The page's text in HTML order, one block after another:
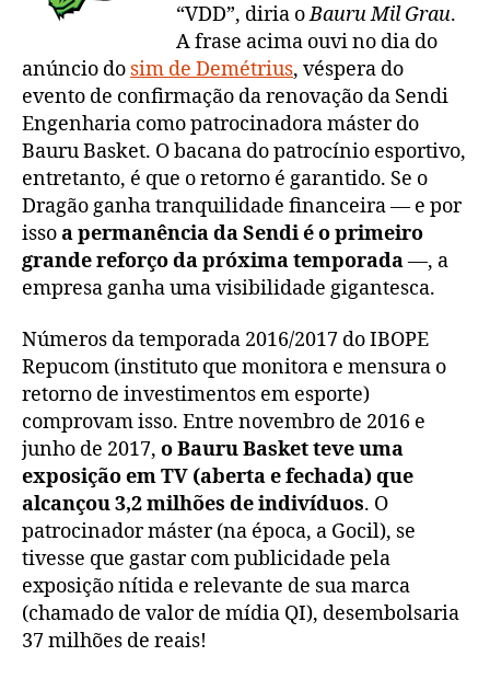
“VDD”, diria oBauru Mil Grau.
A frase acima ouvi no dia do
anúncio do sim de Demétrius, véspera do
evento de confirmação da renovação da Sendi
Engenharia como patrocinadora máster do
Bauru Basket. O bacana do patrocínio esportivo,
entretanto, é que o retorno é garantido. Se o
Dragão ganha tranquilidade financeira — e por
issoa permanência da Sendi é o primeiro
grande reforço da próxima temporada—, a
empresa ganha uma visibilidade gigantesca.
Números da temporada 2016/2017 do IBOPE
Repucom (instituto que monitora e mensura o
retorno de investimentos em esporte)
comprovam isso. Entre novembro de 2016 e
junho de 2017, o Bauru Basket teve uma
exposição em TV (aberta e fechada) que
alcançou 3,2 milhões de indivíduos. O
patrocinador máster (na época, a Gocil), se
tivesse que gastar com publicidade pela
exposição nítida e relevante de sua marca
(chamado de valor de mídia QI), desembolsaria
37 milhões de reais!